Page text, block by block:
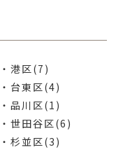
・港区(7)
・台東区(4)
・品川区(1)
・世田谷区(6)
・杉並区(3)